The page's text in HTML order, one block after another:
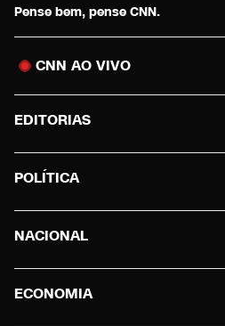
Pense bem, pense CNN.
CNN AO VIVO
EDITORIAS
POLÍTICA
NACIONAL
ECONOMIA